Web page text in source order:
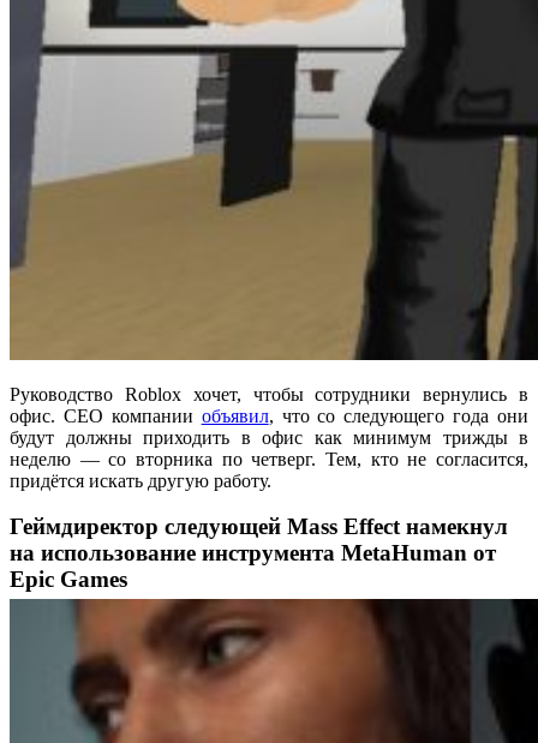
Руководство Roblox хочет, чтобы сотрудники вернулись в
офис. CEO компании объявил, что со следующего года они
будут должны приходить в офис как минимум трижды в
неделю — со вторника по четверг. Тем, кто не согласится,
придётся искать другую работу.
Геймдиректор следующей Mass Effect намекнул
на использование инструмента MetaHuman от
Epic Games